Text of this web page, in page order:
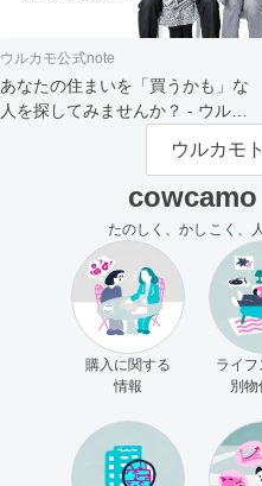
ウルカモ公式note
あなたの住まいを「買うかも」な
人を探してみませんか？ - ウルカ
ウルカモ
たのしく、かしこく、
購入に関する
情報
ライ
別物